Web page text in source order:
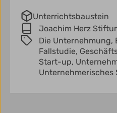
Unterrichtsbaustein
Joachim Herz
Die Unternehmung,
Fallstudie,
Start-up,
Unternehmerisches